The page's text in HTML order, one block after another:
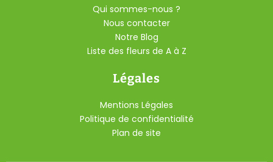
Qui sommes-nous ?
Nous contacter
Notre Blog
Liste des fleurs de A à Z
Légales
Mentions Légales
Politique de confidentialité
Plan de site